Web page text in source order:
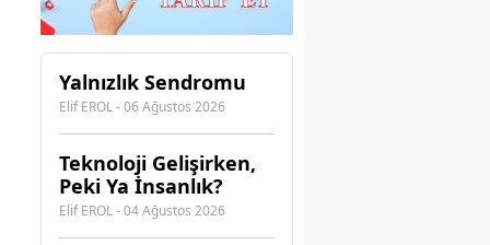
Yalnızlık Sendromu
Elif EROL - 06 Ağustos 2026
Teknoloji Gelişirken,
Peki Ya İnsanlık?
Elif EROL - 04 Ağustos 2026